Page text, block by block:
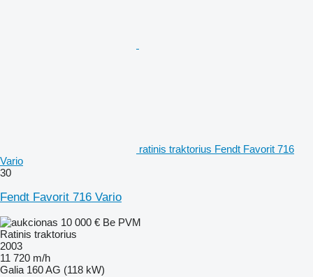
ratinis traktorius Fendt Favorit 716
Vario
30
Fendt Favorit 716 Vario
10 000 € Be PVM
Ratinis traktorius
2003
11 720 m/h
Galia 160 AG (118 kW)